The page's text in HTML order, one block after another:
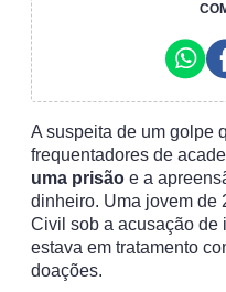
A suspeita de um golpe
frequentadores de
uma prisão e a
dinheiro. Uma jovem de
Civil sob a acusação de
estava em tratamento
doações.